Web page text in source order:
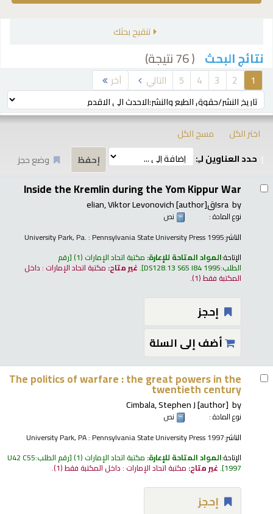
تنقيح بحثك
نتائج البحث ( 76 نتيجة)
1
2
3
4
5 التالي آخر
ترتيب بواسطة:
اختر الكل
مسح الكل
حدد العناوين لـِ:
وضع حجز
Inside the Kremlin during the Yom Kippur War
by Israقelian, Viktor Levonovich [author]
نوع المادة :
نص
الناشر:University Park, Pa. : Pennsylvania State University Press 1995
الإتاحة:المواد المتاحة للإعارة: مكتبة اتحاد الإمارات (1) رقم
الطلب:DS128.13 S65 I84 1995
.غير متاح: مكتبة اتحاد الإمارات : داخل
المكتبة فقط(1).
إحجز
أضف إلى السلة
The politics of warfare : the great powers in the
twentieth century
by
Cimbala, Stephen J[author]
نوع المادة :
نص
الناشر:University Park, PA : Pennsylvania State University Press 1997
الإتاحة:المواد المتاحة للإعارة: مكتبة اتحاد الإمارات (1) رقم الطلب:U42 C55
1997
.غير متاح: مكتبة اتحاد الإمارات : داخل المكتبة فقط(1).
إحجز